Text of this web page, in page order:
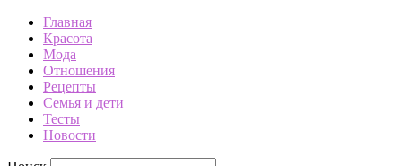
Главная
Красота
Мода
Отношения
Рецепты
Семья и дети
Тесты
Новости